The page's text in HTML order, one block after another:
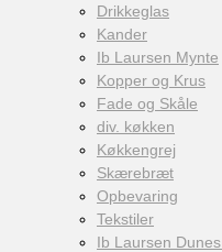
Drikkeglas
Kander
Ib Laursen Mynte
Kopper og Krus
Fade og Skåle
div. køkken
Køkkengrej
Skærebræt
Opbevaring
Tekstiler
Ib Laursen